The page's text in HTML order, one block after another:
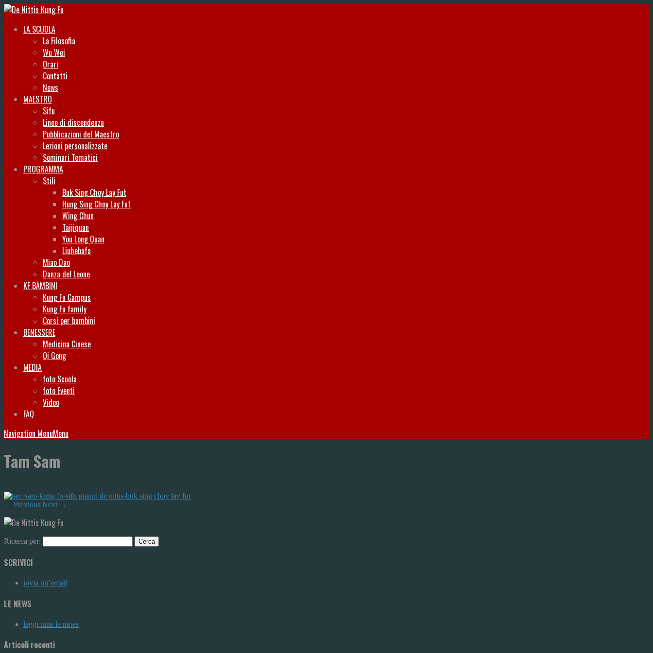
LA SCUOLA
La Filosofia
Wu Wei
Orari
Contatti
News
MAESTRO
Sifu
Linee di discendenza
Pubblicazioni del Maestro
Lezioni personalizzate
Seminari Tematici
PROGRAMMA
Stili
Buk Sing Choy Lay Fut
Hung Sing Choy Lay Fut
Wing Chun
Taijiquan
You Long Quan
Liuhebafa
Miao Dao
Danza del Leone
KF BAMBINI
Kung Fu Campus
Kung Fu family
Corsi per bambini
BENESSERE
Medicina Cinese
Qi Gong
MEDIA
foto Scuola
foto Eventi
Video
FAQ
Navigation MenuMenu
Tam Sam
← Previous Next →
Ricerca per:
SCRIVICI
invia un’email
LE NEWS
leggi tutte le news
Articoli recenti